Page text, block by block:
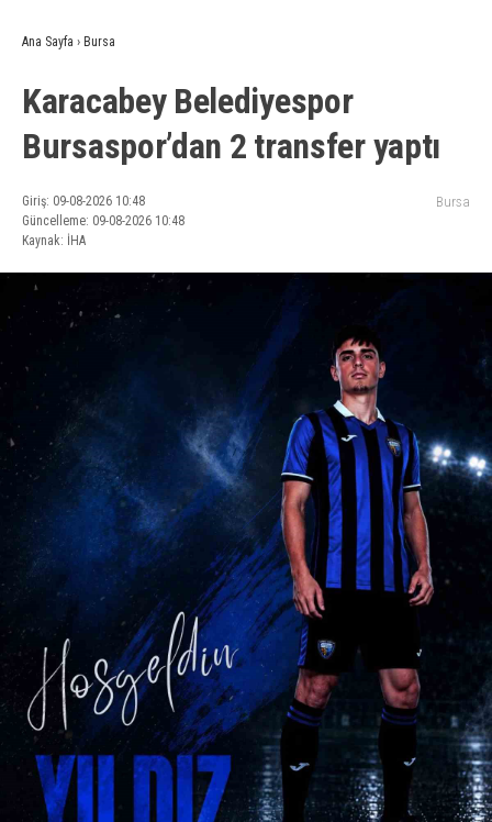
Ana Sayfa › Bursa
Karacabey Belediyespor
Bursaspor’dan 2 transfer yaptı
Giriş: 09-08-2026 10:48
Güncelleme: 09-08-2026 10:48
Kaynak: İHA
Bursa